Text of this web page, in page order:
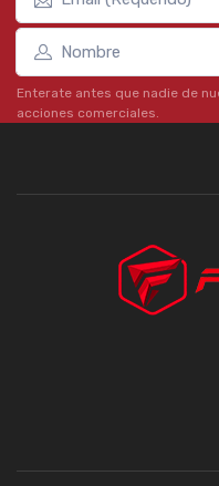
Enterate antes que nadie de
acciones comerciales.